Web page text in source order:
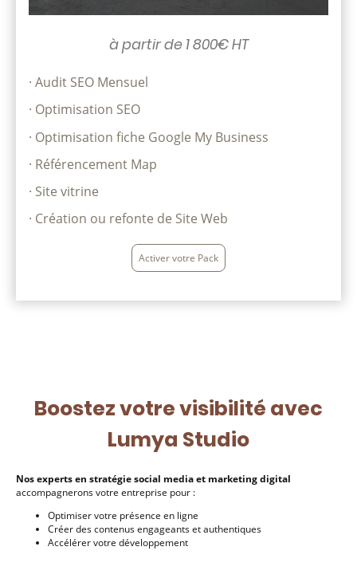
à partir de 1 800€ HT
· Audit SEO Mensuel
· Optimisation SEO
· Optimisation fiche Google My Business
· Référencement Map
· Site vitrine
· Création ou refonte de Site Web
Activer votre Pack
Boostez votre visibilité avec
Lumya Studio
Nos experts en stratégie social media et marketing digital
accompagnerons votre entreprise pour :
Optimiser votre présence en ligne
Créer des contenus engageants et authentiques
Accélérer votre développement